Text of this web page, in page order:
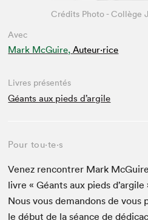
Avec
Mark McGuire, Auteur·rice
Crédits Photo - Collège
Livres présentés
Géants aux pieds d’argile
Pour tou⋅te⋅s
Venez ren­con­tr­er Mark
livre « Géants aux pieds d’argile
Nous vous deman­dons de vous
le début de la séance de